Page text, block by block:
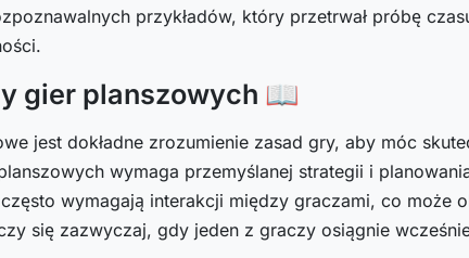
przykładów, który przetrwał próbę
gier planszowych 📖
jest dokładne zrozumienie zasad gry, aby móc
wymaga przemyślanej strategii i
wymagają interakcji między graczami, co może
się zazwyczaj, gdy jeden z graczy osiągnie